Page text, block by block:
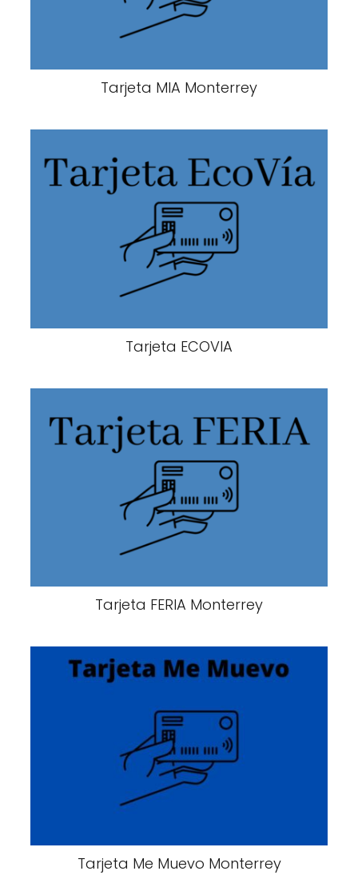
Tarjeta MIA Monterrey
Tarjeta ECOVIA
Tarjeta FERIA Monterrey
Tarjeta Me Muevo Monterrey